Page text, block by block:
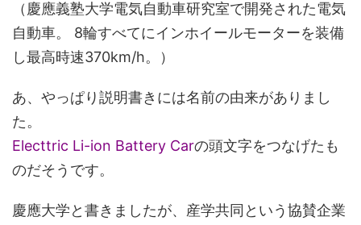
（慶應義塾大学電気自動車研究室で開発された電気
自動車。 8輪すべてにインホイールモーターを装備
し最高時速370km/h。）
あ、やっぱり説明書きには名前の由来がありまし
た。
Electtric Li-ion Battery Carの頭文字をつなげたも
のだそうです。
慶應大学と書きましたが、産学共同という協賛企業